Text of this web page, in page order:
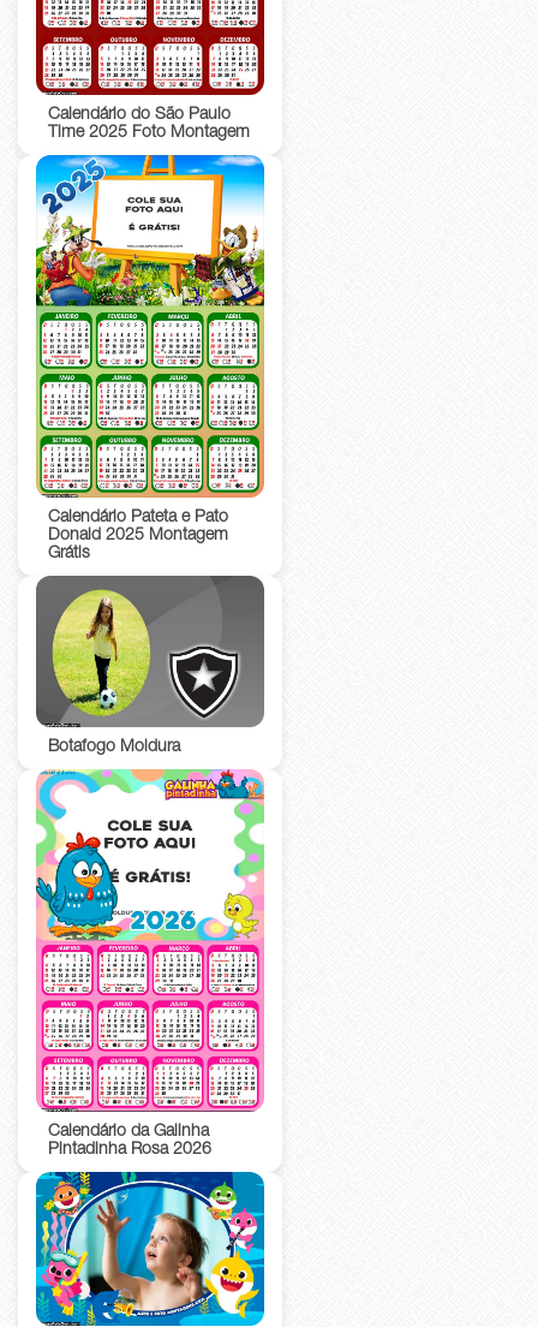
Calendário do São Paulo
Time 2025 Foto Montagem
Calendário Pateta e Pato
Donald 2025 Montagem
Grátis
Botafogo Moldura
Calendário da Galinha
Pintadinha Rosa 2026